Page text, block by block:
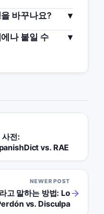
바꾸나요?
나 붙일 수
사전:
vs. RAE
NEWER POST
고 말하는 방법: Lo
vs. Disculpa